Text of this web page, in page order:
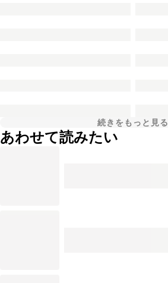
続きをもっと見る
あわせて読みたい